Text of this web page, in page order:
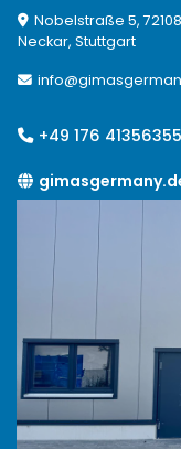
Nobelstraße 5,
Neckar, Stuttgart
+49 176 41356355